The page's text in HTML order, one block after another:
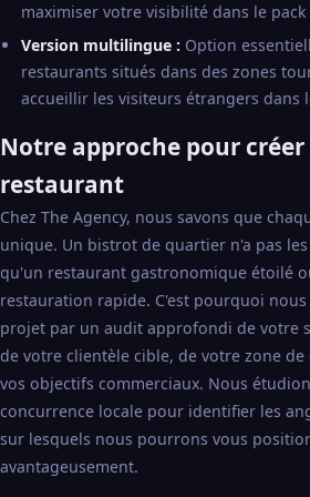
maximiser votre visibilité dans le
Version multilingue : Option
restaurants situés dans des zones
accueillir les visiteurs étrangers dans
Notre approche pour
restaurant
Chez The Agency, nous savons que
unique. Un bistrot de quartier n'a pas
qu'un restaurant gastronomique étoilé
restauration rapide. C'est pourquoi
projet par un audit approfondi de votre
de votre clientèle cible, de votre zone
vos objectifs commerciaux. Nous
concurrence locale pour identifier les
sur lesquels nous pourrons vous
avantageusement.